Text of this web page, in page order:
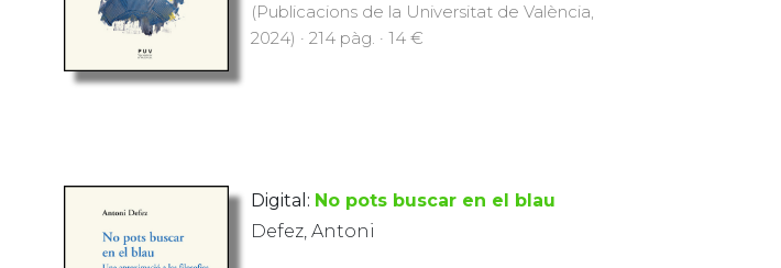
(Publicacions de la Universitat de València,
2024) · 214 pàg. · 14 €
Digital: No pots buscar en el blau
Defez, Antoni